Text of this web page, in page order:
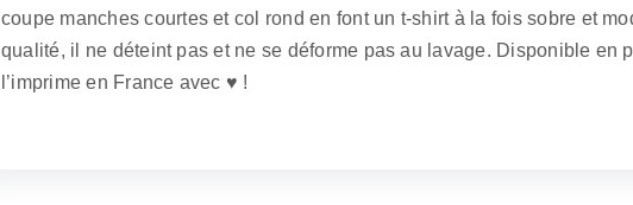
coupe manches courtes et col rond en font un t-shirt à la fois sobre et
qualité, il ne déteint pas et ne se déforme pas au lavage. Disponible en
l’imprime en France avec ♥️ !